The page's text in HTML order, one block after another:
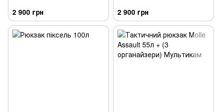
2 900 грн 2 900 грн